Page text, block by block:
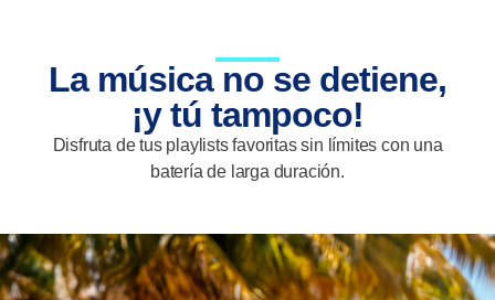
La música no se detiene,
¡y tú tampoco!
Disfruta de tus playlists favoritas sin límites con una
batería de larga duración.